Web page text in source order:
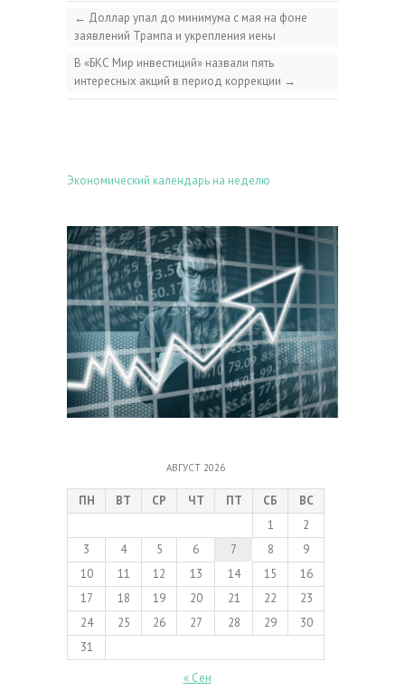
← Доллар упал до минимума с мая на фоне
заявлений Трампа и укрепления иены
В «БКС Мир инвестиций» назвали пять
интересных акций в период коррекции →
Экономический календарь на неделю
АВГУСТ 2026
ПН ВТ СР ЧТ ПТ СБ
ВС
1
2
3
4 5 6 7 8
9
10
11 12 13 14 15
16
17
18 19 20 21 22
23
24
25 26 27 28 29
30
31
« Сен